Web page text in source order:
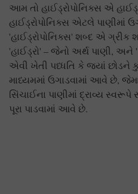
આમ તો હાઈડ્રોપોનિક્સ એ
હાઈડ્રોપોનિક્સ એટલે પાણીમાં
'હાઈડ્રોપોનિક્સ' શબ્દ એ ગ્રીક
'હાઈડ્રો' – જેનો અર્થ પાણી,
એવી ખેતી પધ્ધતિ કે જ્યાં છોડને
માધ્યમમાં ઉગાડવામાં આવે છે,
સિંચાઈના પાણીમાં દ્રાવ્ય સ્વરૂપે
પૂરા પાડવામાં આવે છે.